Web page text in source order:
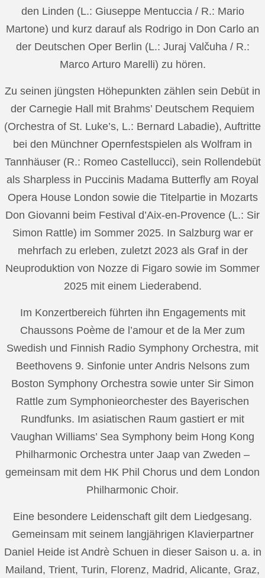
den Linden (L.: Giuseppe Mentuccia / R.: Mario
Martone) und kurz darauf als Rodrigo in Don Carlo an
der Deutschen Oper Berlin (L.: Juraj Valčuha / R.:
Marco Arturo Marelli) zu hören.
Zu seinen jüngsten Höhepunkten zählen sein Debüt in
der Carnegie Hall mit Brahms’ Deutschem Requiem
(Orchestra of St. Luke’s, L.: Bernard Labadie), Auftritte
bei den Münchner Opernfestspielen als Wolfram in
Tannhäuser (R.: Romeo Castellucci), sein Rollendebüt
als Sharpless in Puccinis Madama Butterfly am Royal
Opera House London sowie die Titelpartie in Mozarts
Don Giovanni beim Festival d’Aix-en-Provence (L.: Sir
Simon Rattle) im Sommer 2025. In Salzburg war er
mehrfach zu erleben, zuletzt 2023 als Graf in der
Neuproduktion von Nozze di Figaro sowie im Sommer
2025 mit einem Liederabend.
Im Konzertbereich führten ihn Engagements mit
Chaussons Poème de l’amour et de la Mer zum
Swedish und Finnish Radio Symphony Orchestra, mit
Beethovens 9. Sinfonie unter Andris Nelsons zum
Boston Symphony Orchestra sowie unter Sir Simon
Rattle zum Symphonieorchester des Bayerischen
Rundfunks. Im asiatischen Raum gastiert er mit
Vaughan Williams’ Sea Symphony beim Hong Kong
Philharmonic Orchestra unter Jaap van Zweden –
gemeinsam mit dem HK Phil Chorus und dem London
Philharmonic Choir.
Eine besondere Leidenschaft gilt dem Liedgesang.
Gemeinsam mit seinem langjährigen Klavierpartner
Daniel Heide ist Andrè Schuen in dieser Saison u. a. in
Mailand, Trient, Turin, Florenz, Madrid, Alicante, Graz,